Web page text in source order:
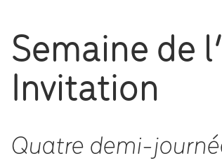
Semaine de
Invitation
Quatre demi-